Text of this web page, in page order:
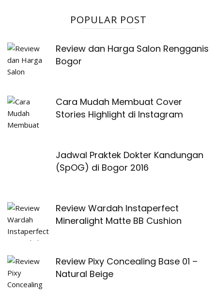
POPULAR POST
Review dan Harga Salon Rengganis
Bogor
Cara Mudah Membuat Cover
Stories Highlight di Instagram
Jadwal Praktek Dokter Kandungan
(SpOG) di Bogor 2016
Review Wardah Instaperfect
Mineralight Matte BB Cushion
Review Pixy Concealing Base 01 –
Natural Beige